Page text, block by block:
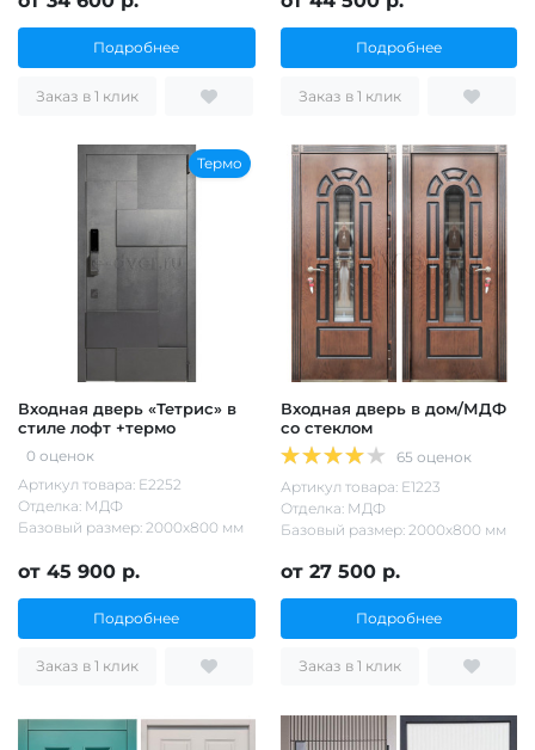
Подробнее
Заказ в 1 клик
Подробнее
Заказ в 1 клик
Термо
Входная дверь «Тетрис» в
стиле лофт +термо
0 оценок
Артикул товара: Е2252
Отделка: МДФ
Базовый размер: 2000х800 мм
от 45 900 р.
Подробнее
Заказ в 1 клик
Входная дверь в дом/МДФ
со стеклом
65 оценок
Артикул товара: Е1223
Отделка: МДФ
Базовый размер: 2000х800 мм
от 27 500 р.
Подробнее
Заказ в 1 клик